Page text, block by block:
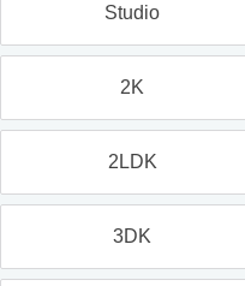
Studio
2K
2LDK
3DK